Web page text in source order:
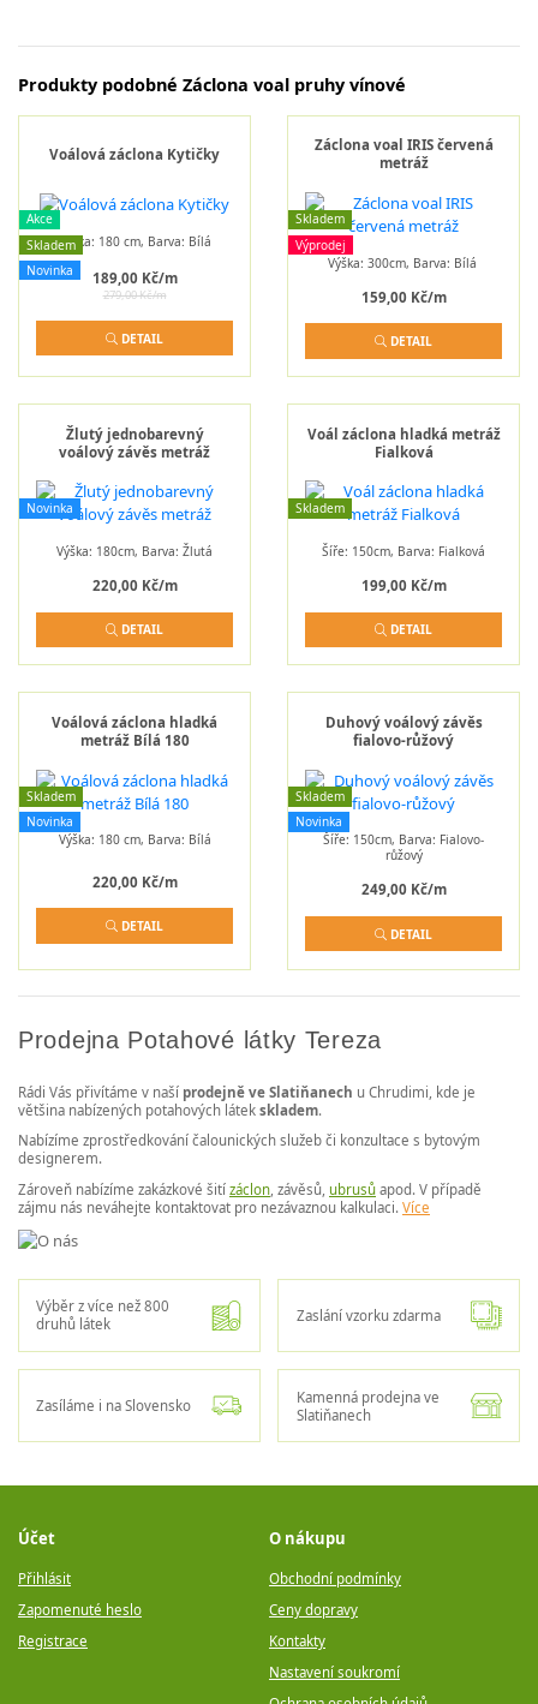
Produkty podobné Záclona voal pruhy vínové
Voálová záclona Kytičky
Akce
Skladem
Novinka
Výška: 180 cm, Barva: Bílá
189,00 Kč/m
279,00 Kč/m
DETAIL
Záclona voal IRIS červená
metráž
Skladem
Výprodej
Výška: 300cm, Barva: Bílá
159,00 Kč/m
DETAIL
Žlutý jednobarevný
voálový závěs metráž
Novinka
Výška: 180cm, Barva: Žlutá
220,00 Kč/m
DETAIL
Voál záclona hladká metráž
Fialková
Skladem
Šíře: 150cm, Barva: Fialková
199,00 Kč/m
DETAIL
Voálová záclona hladká
metráž Bílá 180
Skladem
Novinka
Výška: 180 cm, Barva: Bílá
220,00 Kč/m
DETAIL
Duhový voálový závěs
fialovo-růžový
Skladem
Novinka
Šíře: 150cm, Barva: Fialovo-
růžový
249,00 Kč/m
DETAIL
Prodejna Potahové látky Tereza
Rádi Vás přivítáme v naší prodejně ve Slatiňanech u Chrudimi, kde je
většina nabízených potahových látek skladem.
Nabízíme zprostředkování čalounických služeb či konzultace s bytovým
designerem.
Zároveň nabízíme zakázkové šití záclon, závěsů, ubrusů apod. V případě
zájmu nás neváhejte kontaktovat pro nezávaznou kalkulaci. Více
Výběr z více než 800
druhů látek
Zaslání vzorku zdarma
Zasíláme i na Slovensko
Kamenná prodejna ve
Slatiňanech
Účet
Přihlásit
Zapomenuté heslo
Registrace
O nákupu
Obchodní podmínky
Ceny dopravy
Kontakty
Nastavení soukromí